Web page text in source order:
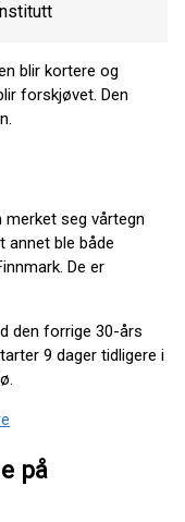
blir kortere og
forskjøvet. Den
merket seg vårtegn
annet ble både
De er
den forrige 30-års
9 dager tidligere i
på